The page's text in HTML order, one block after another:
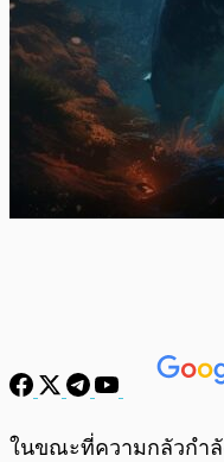
พร้อมเล่น
ในขณะที่ความกลัวกำ